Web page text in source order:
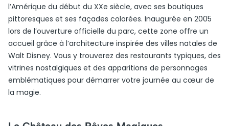
l’Amérique du début du XXe siècle, avec ses boutiques
pittoresques et ses façades colorées. Inaugurée en 2005
lors de l’ouverture officielle du parc, cette zone offre un
accueil grâce à l’architecture inspirée des villes natales de
Walt Disney. Vous y trouverez des restaurants typiques, des
vitrines nostalgiques et des apparitions de personnages
emblématiques pour démarrer votre journée au cœur de
la magie.